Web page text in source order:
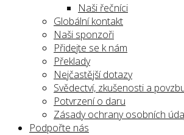
Naši řečníci
Globální kontakt
Naši sponzoři
Přidejte se k nám
Překlady
Nejčastější dotazy
Svědectví, zkušenosti a
Potvrzení o daru
Zásady ochrany osobních
Podpořte nás